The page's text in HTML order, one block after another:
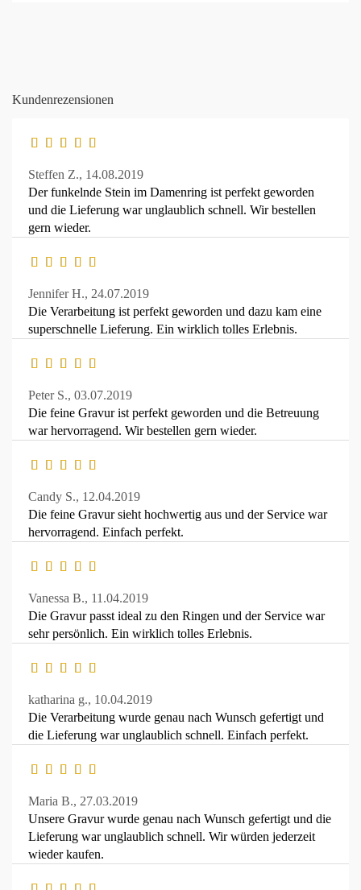
Kundenrezensionen
Steffen Z., 14.08.2019
Der funkelnde Stein im Damenring ist perfekt geworden
und die Lieferung war unglaublich schnell. Wir bestellen
gern wieder.
Jennifer H., 24.07.2019
Die Verarbeitung ist perfekt geworden und dazu kam eine
superschnelle Lieferung. Ein wirklich tolles Erlebnis.
Peter S., 03.07.2019
Die feine Gravur ist perfekt geworden und die Betreuung
war hervorragend. Wir bestellen gern wieder.
Candy S., 12.04.2019
Die feine Gravur sieht hochwertig aus und der Service war
hervorragend. Einfach perfekt.
Vanessa B., 11.04.2019
Die Gravur passt ideal zu den Ringen und der Service war
sehr persönlich. Ein wirklich tolles Erlebnis.
katharina g., 10.04.2019
Die Verarbeitung wurde genau nach Wunsch gefertigt und
die Lieferung war unglaublich schnell. Einfach perfekt.
Maria B., 27.03.2019
Unsere Gravur wurde genau nach Wunsch gefertigt und die
Lieferung war unglaublich schnell. Wir würden jederzeit
wieder kaufen.